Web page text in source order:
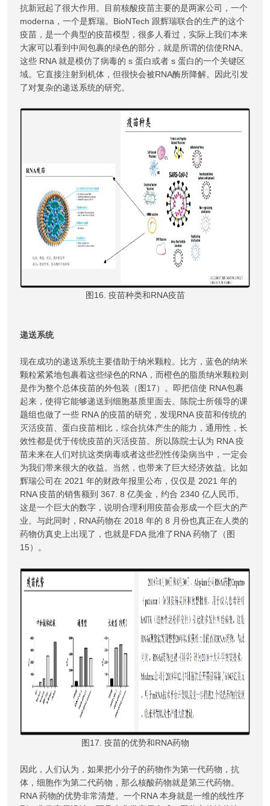
抗新冠起了很大作用。目前核酸疫苗主要的是两家公司，一个
moderna，一个是辉瑞。BioNTech 跟辉瑞联合的生产的这个
疫苗，是一个典型的疫苗模型，很多人看过，实际上我们本来
大家可以看到中间包裹的绿色的部分，就是所谓的信使RNA。
这些 RNA 就是模仿了病毒的 s 蛋白或者 s 蛋白的一个关键区
域。它直接注射到机体，但很快会被RNA酶所降解。因此引发
了对复杂的递送系统的研究。
图16. 疫苗种类和RNA疫苗
递送系统
现在成功的递送系统主要借助于纳米颗粒。比方，蓝色的纳米
颗粒紧紧地包裹着这些绿色的RNA，而橙色的脂质纳米颗粒则
是作为整个总体疫苗的外包装（图17）。即把信使 RNA包裹
起来，使得它能够递送到细胞基质里面去。陈院士所领导的课
题组也做了一些 RNA 的疫苗的研究，发现RNA 疫苗和传统的
灭活疫苗、蛋白疫苗相比，综合抗体产生的能力，通用性，长
效性都是优于传统疫苗的灭活疫苗。所以陈院士认为 RNA 疫
苗未来在人们对抗这类病毒或者这些烈性传染病当中，一定会
为我们带来很大的收益。当然，也带来了巨大经济效益。比如
辉瑞公司在 2021 年的财政年报里公布，仅仅是 2021 年的
RNA 疫苗的销售额到 367. 8 亿美金，约合 2340 亿人民币。
这是一个巨大的数字，说明合理利用疫苗会形成一个巨大的产
业。与此同时，RNA药物在 2018 年的 8 月份也真正在人类的
药物仿真史上出现了，也就是FDA 批准了RNA 药物了（图
15）。
图17. 疫苗的优势和RNA药物
因此，人们认为，如果把小分子的药物作为第一代药物，抗
体，细胞作为第二代药物，那么核酸药物就是第三代药物。
RNA 药物的优势非常清楚。一个RNA 本身就是一维的线性序